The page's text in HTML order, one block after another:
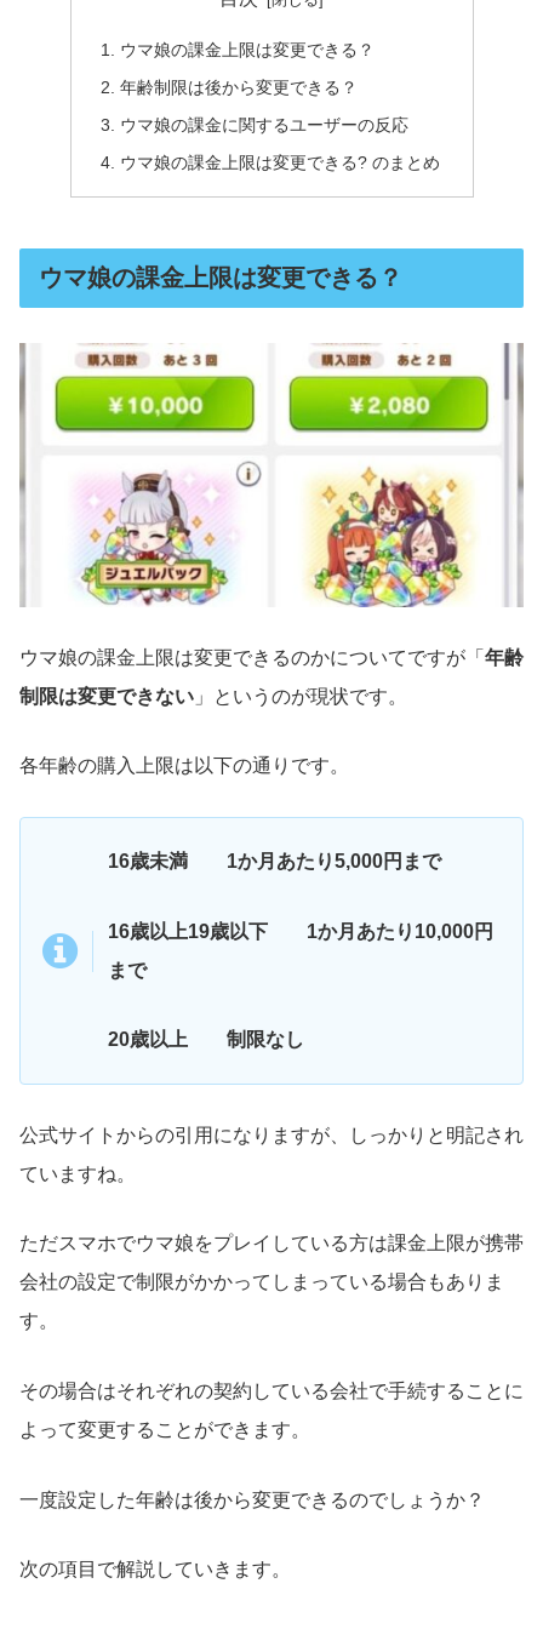
ウマ娘の課金上限は変更できる？
年齢制限は後から変更できる？
ウマ娘の課金に関するユーザーの反応
ウマ娘の課金上限は変更できる? のまとめ
ウマ娘の課金上限は変更できる？
ウマ娘の課金上限は変更できるのかについてですが「 年齢
制限は変更できない 」というのが現状です。
各年齢の購入上限は以下の通りです。
16歳未満 1か月あたり5,000円まで
16歳以上19歳以下 1か月あたり10,000円
まで
20歳以上 制限なし
公式サイトからの引用になりますが、しっかりと明記され
ていますね。
ただスマホでウマ娘をプレイしている方は課金上限が携帯
会社の設定で制限がかかってしまっている場合もありま
す。
その場合はそれぞれの契約している会社で手続することに
よって変更することができます。
一度設定した年齢は後から変更できるのでしょうか？
次の項目で解説していきます。